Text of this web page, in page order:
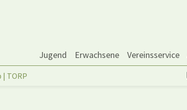
Jugend Erwachsene Vereinsservice
TORP